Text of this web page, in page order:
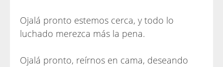
Ojalá pronto estemos cerca, y todo lo
luchado merezca más la pena.
Ojalá pronto, reírnos en cama, deseando